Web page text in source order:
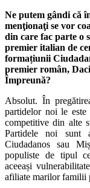
Ne putem gândi că
menţionaţi se vor
din care fac parte o
premier italian de
formațiunii
premier român,
Împreună?
Absolut. În
partidelor noi le este
competitive din alte
Partidele noi sunt
Ciudadanos sau
populiste de tipul
aceeași
afiliate marilor familii